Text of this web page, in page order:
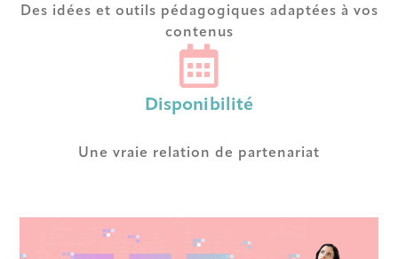
Des idées et outils pédagogiques adaptées à vos
contenus
Disponibilité
Une vraie relation de partenariat